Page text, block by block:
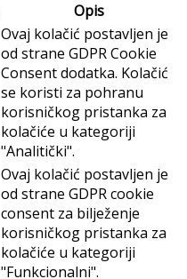
Opis
Ovaj kolačić postavljen je
od strane GDPR Cookie
Consent dodatka. Kolačić
se koristi za pohranu
korisničkog pristanka za
kolačiće u kategoriji
"Analitički".
Ovaj kolačić postavljen je
od strane GDPR cookie
consent za bilježenje
korisničkog pristanka za
kolačiće u kategoriji
"Funkcionalni".